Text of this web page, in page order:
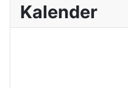
Kalender